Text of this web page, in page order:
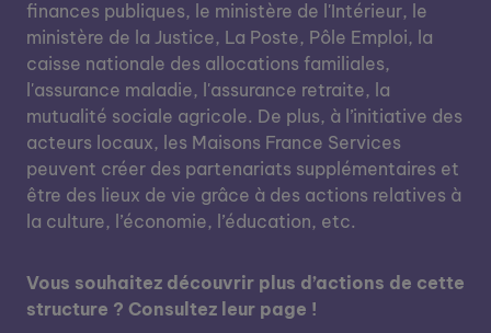
finances publiques, le ministère de l'Intérieur, le
ministère de la Justice, La Poste, Pôle Emploi, la
caisse nationale des allocations familiales,
l'assurance maladie, l'assurance retraite, la
mutualité sociale agricole. De plus, à l’initiative des
acteurs locaux, les Maisons France Services
peuvent créer des partenariats supplémentaires et
être des lieux de vie grâce à des actions relatives à
la culture, l’économie, l’éducation, etc.
Vous souhaitez découvrir plus d’actions de cette
structure ? Consultez leur page !